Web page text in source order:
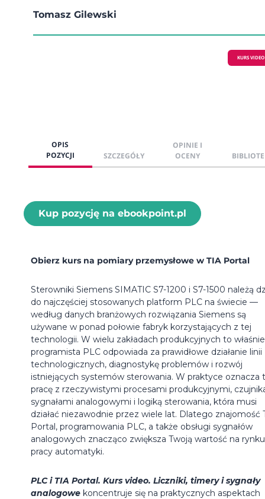
Tomasz Gilewski
KURS VIDEO
OPIS
POZYCJI
SZCZEGÓŁY
OPINIE I
OCENY
Kup pozycję na ebookpoint.pl
Obierz kurs na pomiary przemysłowe w TIA Portal
Sterowniki Siemens SIMATIC S7-1200 i S7-1500 należą
do najczęściej stosowanych platform PLC na świecie —
według danych branżowych rozwiązania Siemens są
używane w ponad połowie fabryk korzystających z tej
technologii. W wielu zakładach produkcyjnych to właśnie
programista PLC odpowiada za prawidłowe działanie linii
technologicznych, diagnostykę problemów i rozwój
istniejących systemów sterowania. W praktyce oznacza
pracę z rzeczywistymi procesami produkcyjnymi,
sygnałami analogowymi i logiką sterowania, która musi
działać niezawodnie przez wiele lat. Dlatego znajomość
Portal, programowania PLC, a także obsługi sygnałów
analogowych znacząco zwiększa Twoją wartość na rynku
pracy automatyki.
PLC i TIA Portal. Kurs video. Liczniki, timery i sygnały
analogowe koncentruje się na praktycznych aspektach